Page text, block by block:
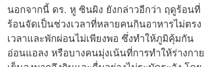
นอกจากนี้ ดร. หู ซินผิง ยังกล่าวอีกว่า ฤดูร้อนที่
ร้อนจัดเป็นช่วงเวลาที่หลายคนกินอาหารไม่ตรง
เวลาและพักผ่อนไม่เพียงพอ ซึ่งทำให้ภูมิคุ้มกัน
อ่อนแอลง หรือบางคนมุ่งเน้นที่การทำให้ร่างกาย